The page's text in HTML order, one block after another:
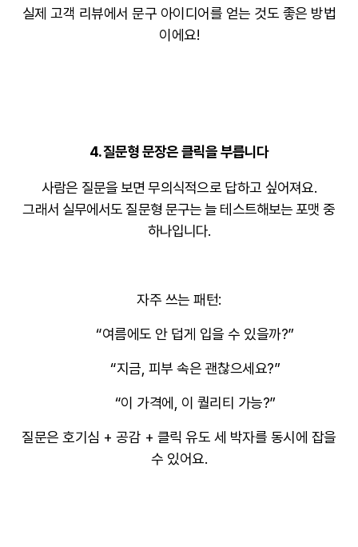
실제 고객 리뷰에서 문구 아이디어를 얻는 것도 좋은 방법
이에요!
4.질문형 문장은 클릭을 부릅니다
사람은 질문을 보면무의식적으로 답하고 싶어져요.
그래서 실무에서도 질문형 문구는 늘 테스트해보는 포맷 중
하나입니다.
자주 쓰는 패턴:
“여름에도 안 덥게 입을 수 있을까?”
“지금, 피부 속은 괜찮으세요?”
“이 가격에, 이 퀄리티 가능?”
질문은 호기심 + 공감 + 클릭 유도 세 박자를 동시에 잡을
수 있어요.